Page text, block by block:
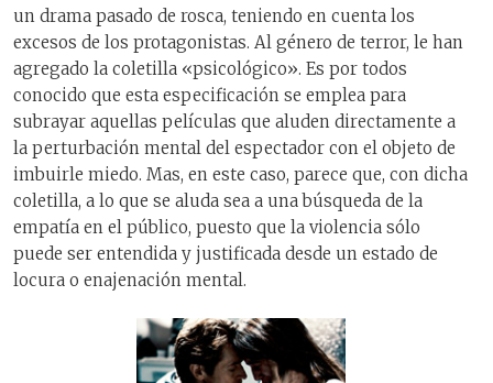
un drama pasado de rosca, teniendo en cuenta los
excesos de los protagonistas. Al género de terror, le han
agregado la coletilla «psicológico». Es por todos
conocido que esta especificación se emplea para
subrayar aquellas películas que aluden directamente a
la perturbación mental del espectador con el objeto de
imbuirle miedo. Mas, en este caso, parece que, con dicha
coletilla, a lo que se aluda sea a una búsqueda de la
empatía en el público, puesto que la violencia sólo
puede ser entendida y justificada desde un estado de
locura o enajenación mental.